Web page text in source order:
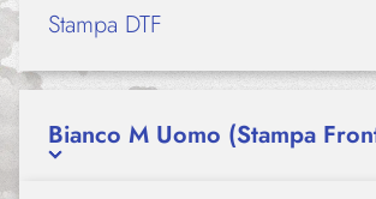
Stampa DTF
Bianco M Uomo (Stampa